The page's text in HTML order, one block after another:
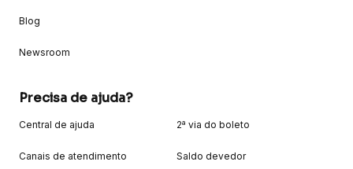
Blog
Newsroom
Precisa de ajuda?
Central de ajuda
Canais de atendimento
2ª via do boleto
Saldo devedor